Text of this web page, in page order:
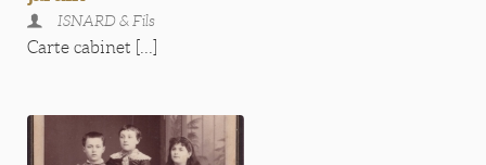
ISNARD & Fils
Carte cabinet [...]